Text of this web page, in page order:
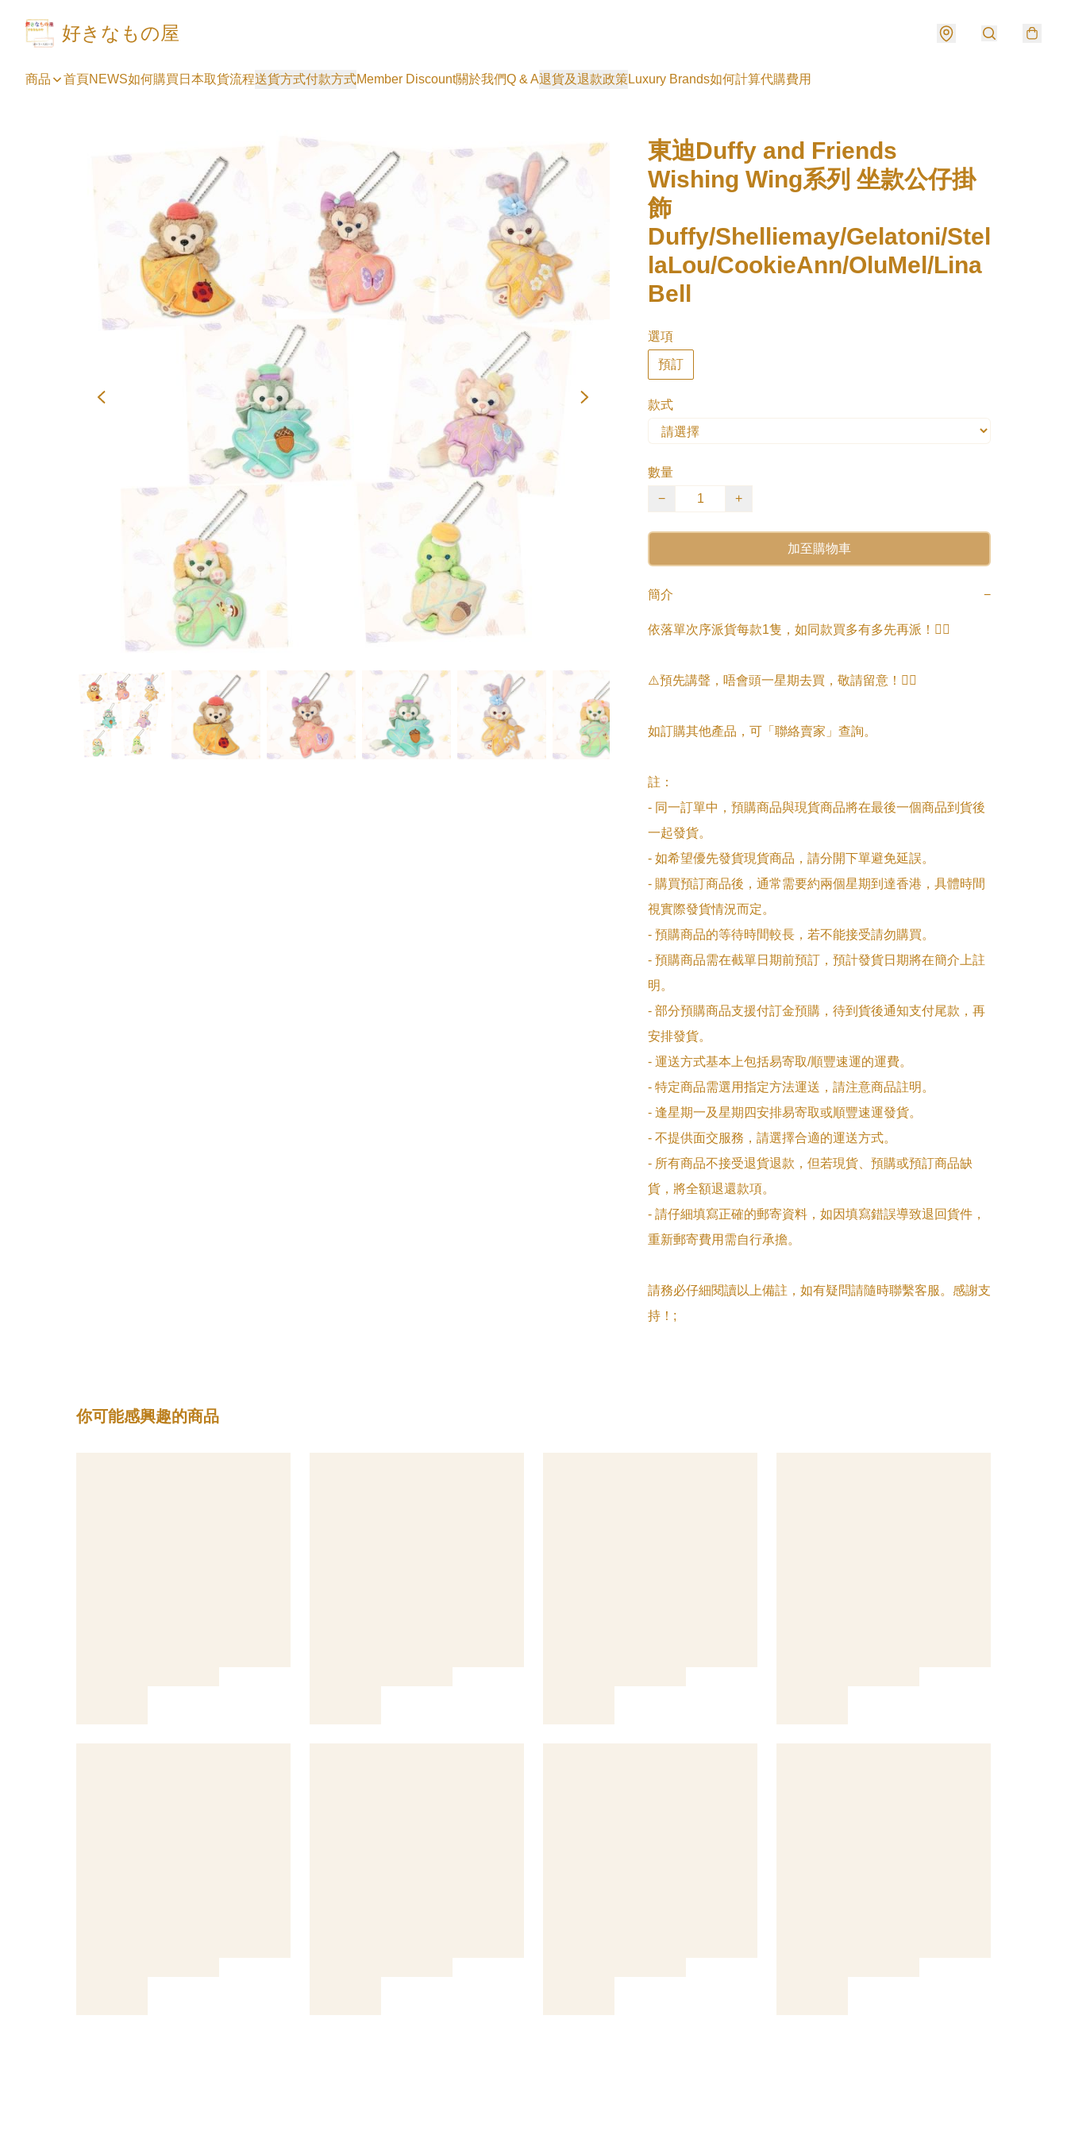
好きなもの屋
商品 首頁NEWS如何購買 日本取貨流程送貨方式付款方式Member Discount關於我們Q & A退貨及退款政策Luxury Brands如何計算代購費用
東迪Duffy and Friends
Wishing Wing系列 坐款公仔掛
飾
Duffy/Shelliemay/Gelatoni/Stel
laLou/CookieAnn/OluMel/Lina
Bell
選項
預訂
款式
數量
−
+
加至購物車
簡介 −
依落單次序派貨每款1隻，如同款買多有多先再派！🙇‍♀️
⚠️預先講聲，唔會頭一星期去買，敬請留意！🙇‍♀️
如訂購其他產品，可「聯絡賣家」查詢。
註：
- 同一訂單中，預購商品與現貨商品將在最後一個商品到貨後
一起發貨。
- 如希望優先發貨現貨商品，請分開下單避免延誤。
- 購買預訂商品後，通常需要約兩個星期到達香港，具體時間
視實際發貨情況而定。
- 預購商品的等待時間較長，若不能接受請勿購買。
- 預購商品需在截單日期前預訂，預計發貨日期將在簡介上註
明。
- 部分預購商品支援付訂金預購，待到貨後通知支付尾款，再
安排發貨。
- 運送方式基本上包括易寄取/順豐速運的運費。
- 特定商品需選用指定方法運送，請注意商品註明。
- 逢星期一及星期四安排易寄取或順豐速運發貨。
- 不提供面交服務，請選擇合適的運送方式。
- 所有商品不接受退貨退款，但若現貨、預購或預訂商品缺
貨，將全額退還款項。
- 請仔細填寫正確的郵寄資料，如因填寫錯誤導致退回貨件，
重新郵寄費用需自行承擔。
請務必仔細閱讀以上備註，如有疑問請隨時聯繫客服。感謝支
持！;
你可能感興趣的商品